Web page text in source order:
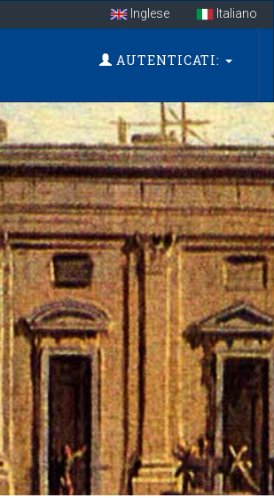
Inglese Italiano
AUTENTICATI: